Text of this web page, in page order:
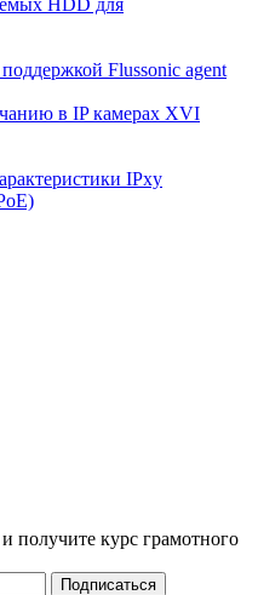
Flussonic agent
в IP камерах XVI
IPxу
получите курс грамотного